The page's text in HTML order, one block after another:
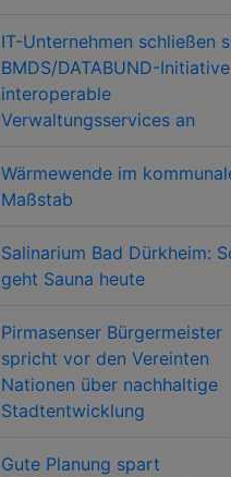
IT-Unternehmen schließen
BMDS/DATABUND-
interoperable
Verwaltungsservices an
Wärmewende im
Maßstab
Salinarium Bad Dürkheim:
geht Sauna heute
Pirmasenser Bürgermeister
spricht vor den Vereinten
Nationen über nachhaltige
Stadtentwicklung
Gute Planung spart